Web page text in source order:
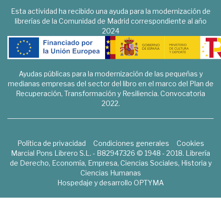
Esta actividad ha recibido una ayuda para la modernización de
librerías de la Comunidad de Madrid correspondiente al año
2024
Ayudas públicas para la modernización de las pequeñas y
medianas empresas del sector del libro en el marco del Plan de
Recuperación, Transformación y Resiliencia. Convocatoria
2022.
Política de privacidad Condiciones generales
Cookies
Marcial Pons Librero S.L. - B82947326 © 1948 - 2018. Librería
de Derecho, Economía, Empresa, Ciencias Sociales, Historia y
Ciencias Humanas
Hospedaje y desarrollo OPTYMA